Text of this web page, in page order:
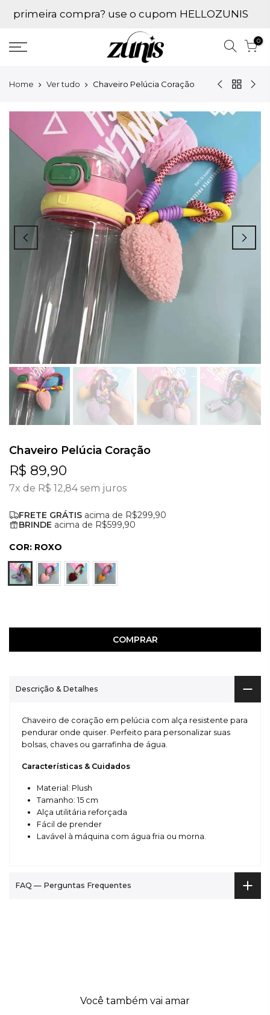
paraprimeira compra? use o cupom HELLOZUNIS
0
Home Ver tudo Chaveiro Pelúcia Coração
Chaveiro Pelúcia Coração
R$ 89,90
7x de R$ 12,84sem juros
FRETE GRÁTIS acima de R$299,90
BRINDE acima de R$599,90
COR: ROXO
COMPRAR
Descrição & Detalhes
Chaveiro de coração em pelúcia com alça resistente para
pendurar onde quiser. Perfeito para personalizar suas
bolsas, chaves ou garrafinha de água.
Características & Cuidados
Material: Plush
Tamanho: 15 cm
Alça utilitária reforçada
Fácil de prender
Lavável à máquina com água fria ou morna.
FAQ — Perguntas Frequentes
Você também vai amar